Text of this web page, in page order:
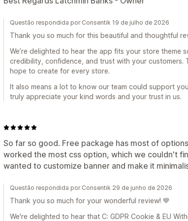
Questão respondida por Consentik 19 de julho de 2026
Thank you so much for this beautiful and thoughtful
We’re delighted to hear the app fits your store theme
credibility, confidence, and trust with your customers.
hope to create for every store.
It also means a lot to know our team could support
truly appreciate your kind words and your trust in us.
So far so good. Free package has most of
worked the most css option, which we couldn't
wanted to customize banner and make it
Questão respondida por Consentik 29 de junho de 2026
Thank you so much for your wonderful review! 💙
We're delighted to hear that C: GDPR Cookie & EU